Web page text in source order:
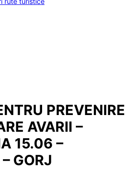
PREVENIRE
AVARII –
15.06 –
GORJ